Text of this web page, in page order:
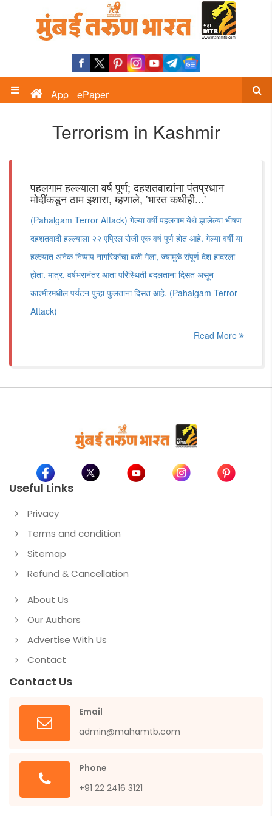
App ePaper
Terrorism in Kashmir
पहलगाम हल्ल्याला वर्ष पूर्ण; दहशतवाद्यांना पंतप्रधान
मोदींकडून ठाम इशारा, म्हणाले, 'भारत कधीही...'
(Pahalgam Terror Attack) गेल्या वर्षी पहलगाम येथे झालेल्या भीषण
दहशतवादी हल्ल्याला २२ एप्रिल रोजी एक वर्ष पूर्ण होत आहे. गेल्या वर्षी या
हल्ल्यात अनेक निष्पाप नागरिकांचा बळी गेला, ज्यामुळे संपूर्ण देश हादरला
होता. मात्र, वर्षभरानंतर आता परिस्थिती बदलताना दिसत असून
काश्मीरमधील पर्यटन पुन्हा फुलताना दिसत आहे. (Pahalgam Terror
Attack)
Read More
Useful Links
Privacy
Terms and condition
Sitemap
Refund & Cancellation
About Us
Our Authors
Advertise With Us
Contact
Contact Us
Email
admin@mahamtb.com
Phone
+91 22 2416 3121